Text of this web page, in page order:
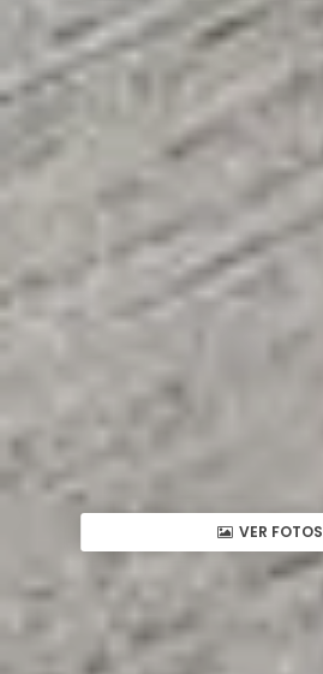
VER FOTOS